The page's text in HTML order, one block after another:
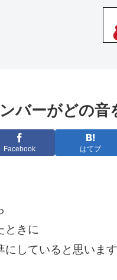
バーがどの音
Facebook はてブ
ときに
していると思います